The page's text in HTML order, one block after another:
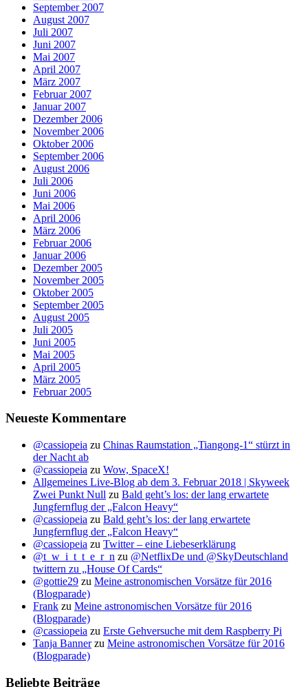
September 2007
August 2007
Juli 2007
Juni 2007
Mai 2007
April 2007
März 2007
Februar 2007
Januar 2007
Dezember 2006
November 2006
Oktober 2006
September 2006
August 2006
Juli 2006
Juni 2006
Mai 2006
April 2006
März 2006
Februar 2006
Januar 2006
Dezember 2005
November 2005
Oktober 2005
September 2005
August 2005
Juli 2005
Juni 2005
Mai 2005
April 2005
März 2005
Februar 2005
Neueste Kommentare
@cassiopeia zu Chinas Raumstation „Tiangong-1“ stürzt in
der Nacht ab
@cassiopeia zu Wow, SpaceX!
Allgemeines Live-Blog ab dem 3. Februar 2018 | Skyweek
Zwei Punkt Null zu Bald geht’s los: der lang erwartete
Jungfernflug der „Falcon Heavy“
@cassiopeia zu Bald geht’s los: der lang erwartete
Jungfernflug der „Falcon Heavy“
@cassiopeia zu Twitter – eine Liebeserklärung
@t_w_i_t_t_e_r_n zu @NetflixDe und @SkyDeutschland
twittern zu „House Of Cards“
@gottie29 zu Meine astronomischen Vorsätze für 2016
(Blogparade)
Frank zu Meine astronomischen Vorsätze für 2016
(Blogparade)
@cassiopeia zu Erste Gehversuche mit dem Raspberry Pi
Tanja Bannerzu Meine astronomischen Vorsätze für 2016
(Blogparade)
Beliebte Beiträge